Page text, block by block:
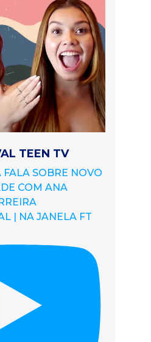
TEEN TV
FALA SOBRE NOVO
COM ANA
| NA JANELA FT